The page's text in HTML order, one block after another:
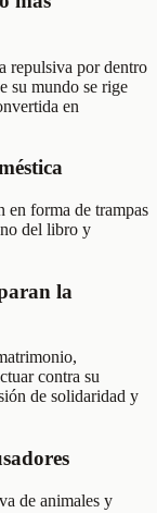
repulsiva por dentro
su mundo se rige
en
en forma de trampas
del libro y
la
contra su
de solidaridad y
de animales y